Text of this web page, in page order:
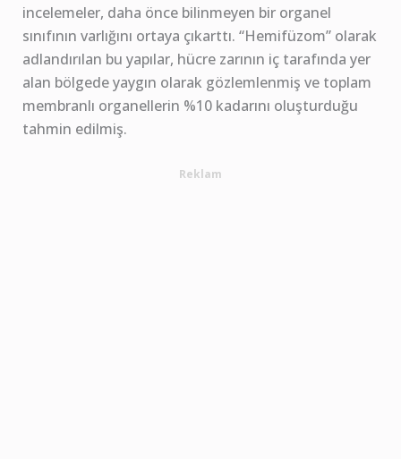
incelemeler, daha önce bilinmeyen bir organel
sınıfının varlığını ortaya çıkarttı. “Hemifüzom” olarak
adlandırılan bu yapılar, hücre zarının iç tarafında yer
alan bölgede yaygın olarak gözlemlenmiş ve toplam
membranlı organellerin %10 kadarını oluşturduğu
tahmin edilmiş.
Reklam